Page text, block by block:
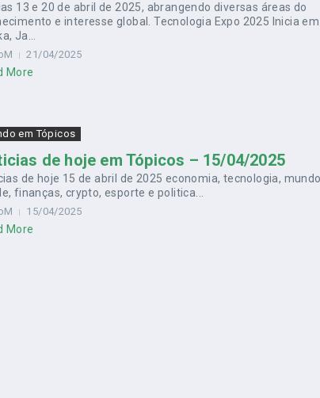
13 e 20 de abril de 2025, abrangendo diversas áreas do
e interesse global. Tecnologia Expo 2025 Inicia em
Ja...
21/04/2025
More
em Tópicos
de hoje em Tópicos – 15/04/2025
de hoje 15 de abril de 2025 economia, tecnologia,
finanças, crypto, esporte e politica...
15/04/2025
More